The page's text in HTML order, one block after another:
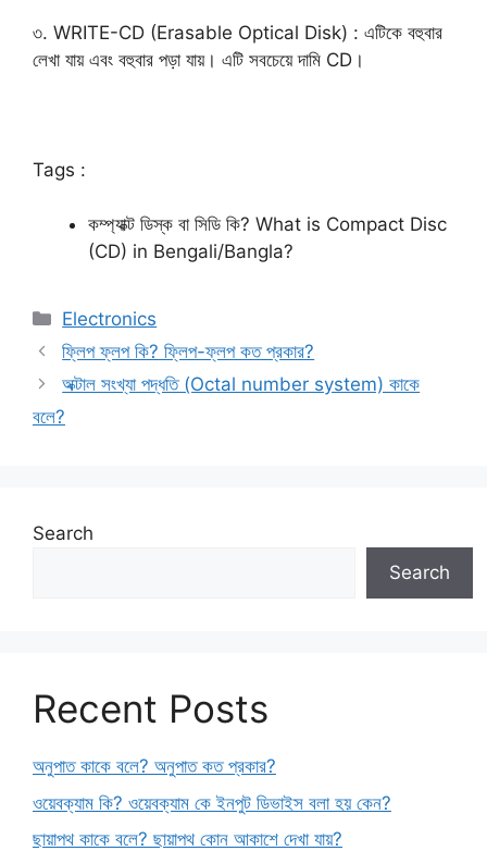
৩. WRITE-CD (Erasable Optical Disk) : এটিকে বহুবার
লেখা যায় এবং বহুবার পড়া যায়। এটি সবচেয়ে দামি CD।
Tags :
কম্প্যাক্ট ডিস্ক বা সিডি কি? What is Compact Disc
(CD) in Bengali/Bangla?
Categories
Electronics
ফ্লিপ ফ্লপ কি? ফ্লিপ-ফ্লপ কত প্রকার?
অক্টাল সংখ্যা পদ্ধতি (Octal number system) কাকে
বলে?
Search
Search
Recent Posts
অনুপাত কাকে বলে? অনুপাত কত প্রকার?
ওয়েবক্যাম কি? ওয়েবক্যাম কে ইনপুট ডিভাইস বলা হয় কেন?
ছায়াপথ কাকে বলে? ছায়াপথ কোন আকাশে দেখা যায়?